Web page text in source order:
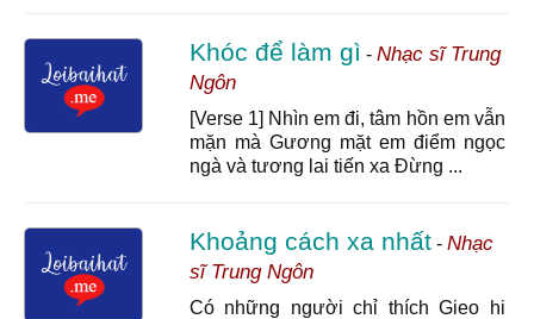
Khóc để làm gì - Nhạc sĩ Trung
Ngôn
[Verse 1] Nhìn em đi, tâm hồn em vẫn
mặn mà Gương mặt em điểm ngọc
ngà và tương lai tiến xa Đừng ...
Khoảng cách xa nhất- Nhạc
sĩ Trung Ngôn
Có những người chỉ thích Gieo hi